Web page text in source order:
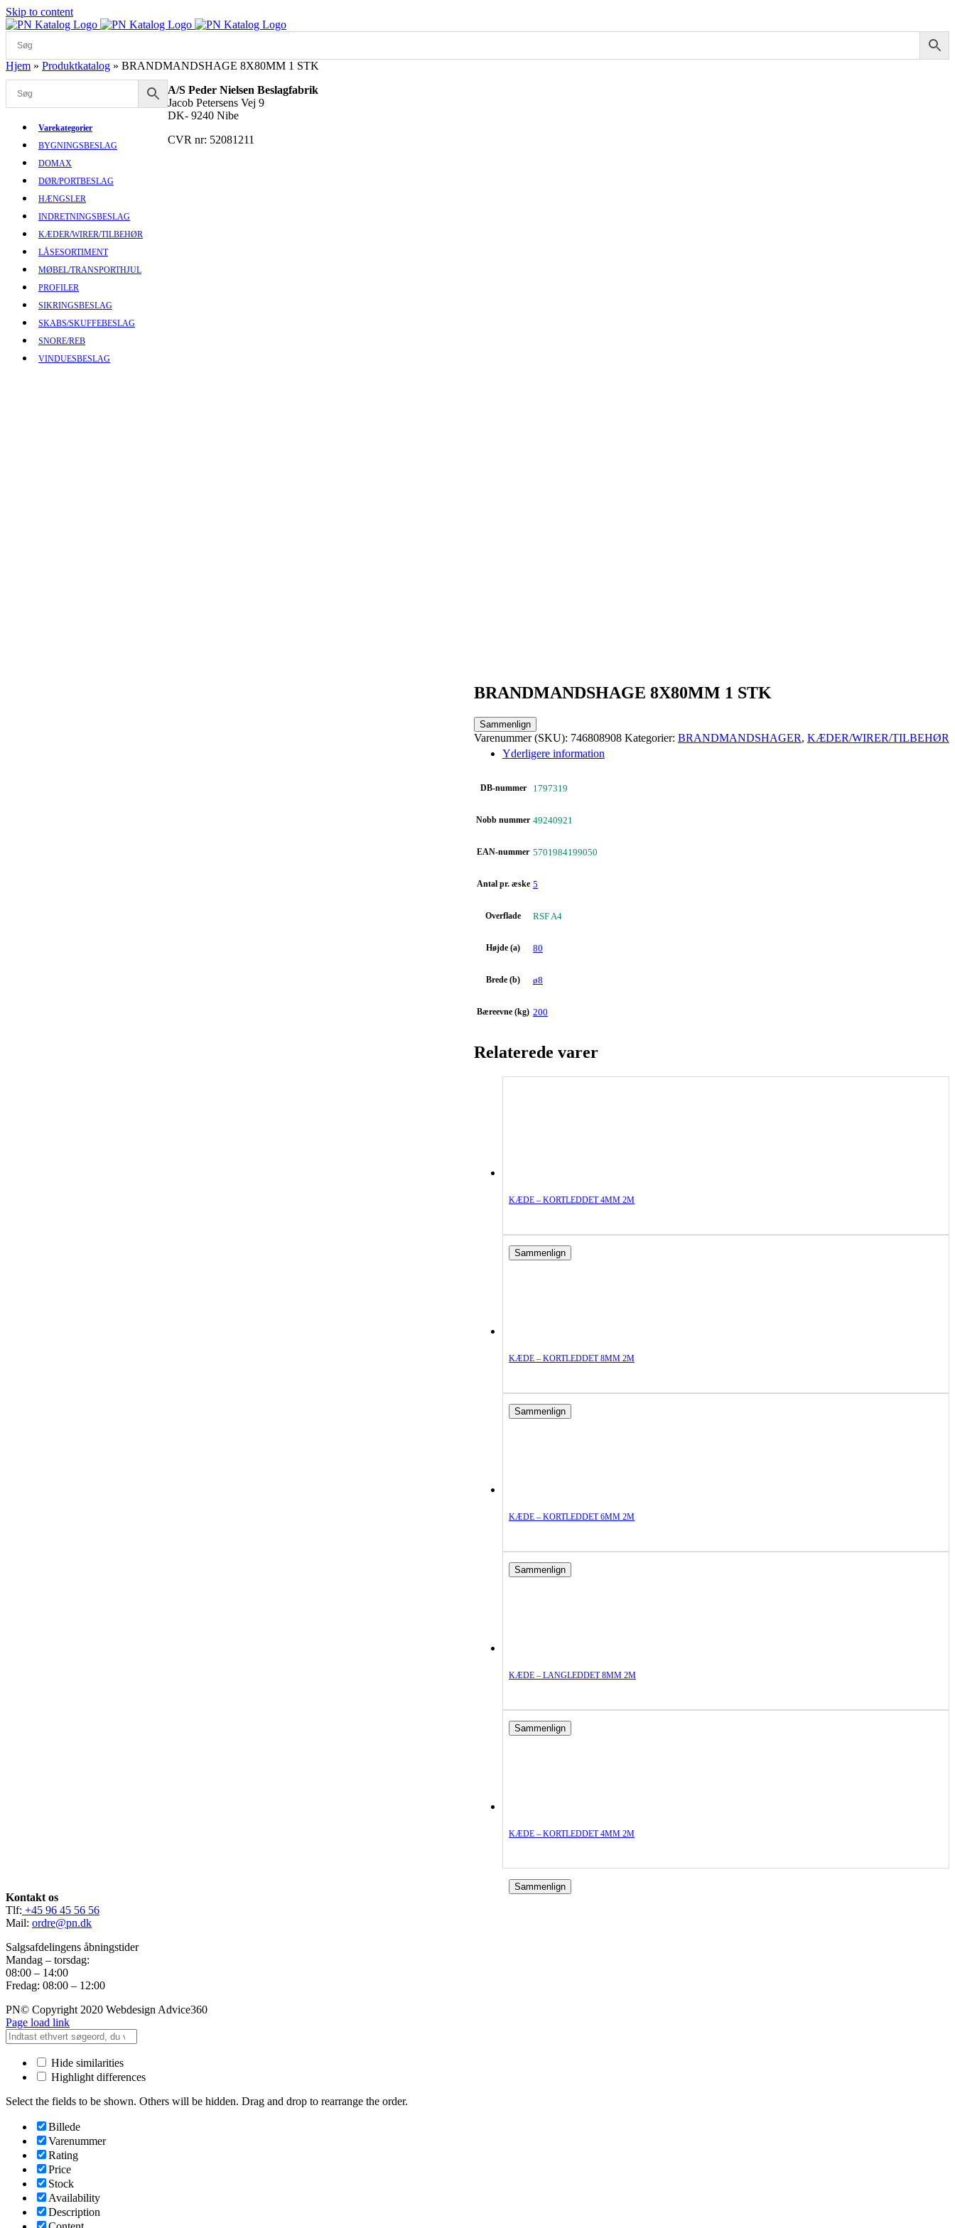
Skip to content
Hjem » Produktkatalog » BRANDMANDSHAGE 8X80MM 1 STK
BRANDMANDSHAGE 8X80MM 1 STK
Sammenlign
Varenummer (SKU): 746808908 Kategorier: BRANDMANDSHAGER, KÆDER/WIRER/TILBEHØR
Yderligere information
DB-nummer 1797319
Nobb nummer 49240921
EAN-nummer 5701984199050
Antal pr. æske 5
Overflade RSF A4
Højde (a) 80
Brede (b) ø8
Bæreevne (kg) 200
Relaterede varer
KÆDE – KORTLEDDET 4MM 2M
Sammenlign
KÆDE – KORTLEDDET 8MM 2M
Sammenlign
KÆDE – KORTLEDDET 6MM 2M
Sammenlign
KÆDE – LANGLEDDET 8MM 2M
Sammenlign
KÆDE – KORTLEDDET 4MM 2M
Sammenlign
Varekategorier
BYGNINGSBESLAG
DOMAX
DØR/PORTBESLAG
HÆNGSLER
INDRETNINGSBESLAG
KÆDER/WIRER/TILBEHØR
LÅSESORTIMENT
MØBEL/TRANSPORTHJUL
PROFILER
SIKRINGSBESLAG
SKABS/SKUFFEBESLAG
SNORE/REB
VINDUESBESLAG
A/S Peder Nielsen Beslagfabrik
Jacob Petersens Vej 9
DK- 9240 Nibe
CVR nr: 52081211
Kontakt os
Tlf: +45 96 45 56 56
Mail: ordre@pn.dk
Salgsafdelingens åbningstider
Mandag – torsdag:
08:00 – 14:00
Fredag: 08:00 – 12:00
PN© Copyright 2020 Webdesign Advice360
Page load link
Hide similarities
Highlight differences
Select the fields to be shown. Others will be hidden. Drag and drop to rearrange the order.
Billede
Varenummer
Rating
Price
Stock
Availability
Description